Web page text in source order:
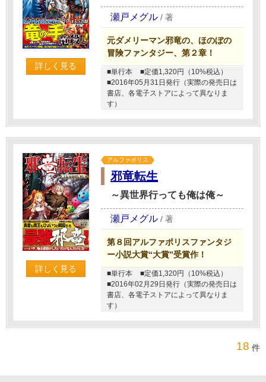
詳しく見る
瀬戸メグル / 著
元ダメリーマン邪竜の、ほのぼの
冒険ファンタジー、第２章！
■単行本
■定価1,320円（10%税込）
■2016年05月31日発行（実際の発売日は
書店、各電子ストアによって異なりま
す）
詳しく見る
アルファポリス
邪竜転生
～異世界行っても俺は俺～
瀬戸メグル / 著
第８回アルファポリスファンタジ
ー小説大賞“大賞”受賞作！
■単行本
■定価1,320円（10%税込）
■2016年02月29日発行（実際の発売日は
書店、各電子ストアによって異なりま
す）
18 件